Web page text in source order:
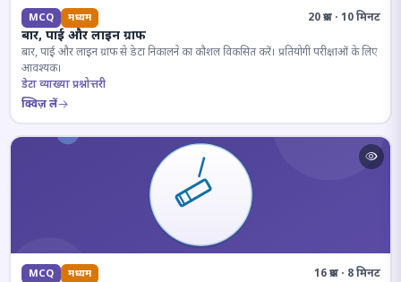
MCQ मध्यम 20 प्रश्न · 10 मिनट
बार, पाई और लाइन ग्राफ
बार, पाई और लाइन ग्राफ से डेटा निकालने का कौशल विकसित करें। प्रतियोगी परीक्षाओं के लिए
आवश्यक।
डेटा व्याख्या प्रश्नोत्तरी
क्विज़ लें
MCQ मध्यम 16 प्रश्न · 8 मिनट